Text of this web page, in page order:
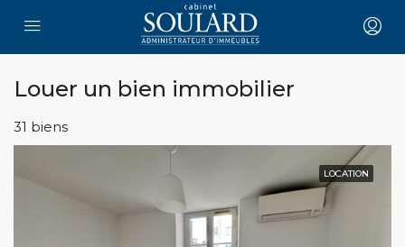
Louer un bien immobilier
31 biens
LOCATION